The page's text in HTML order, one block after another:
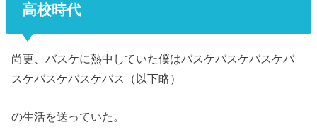
高校時代
尚更、バスケに熱中していた僕はバスケバスケバスケバ
スケバスケバスケバス（以下略）
の生活を送っていた。